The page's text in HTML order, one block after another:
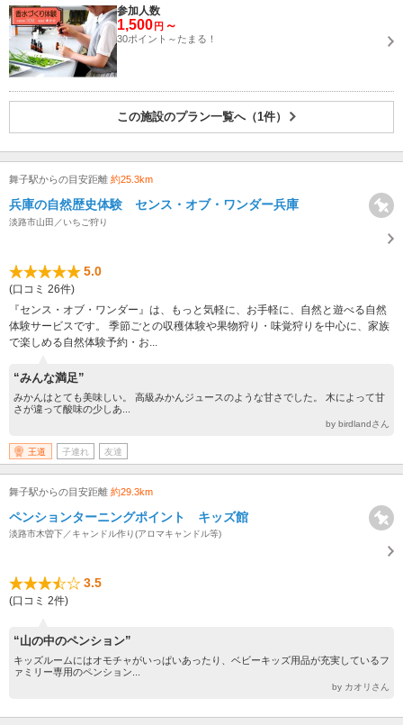
参加人数
1,500 円 ～
30ポイント～たまる！
この施設のプラン一覧へ（1件）
舞子駅からの目安距離 約25.3km
兵庫の自然歴史体験 センス・オブ・ワンダー兵庫
淡路市山田／いちご狩り
5.0
(口コミ 26件)
『センス・オブ・ワンダー』は、もっと気軽に、お手軽に、自然と遊べる自然
体験サービスです。 季節ごとの収穫体験や果物狩り・味覚狩りを中心に、家族
で楽しめる自然体験予約・お...
“みんな満足”
みかんはとても美味しい。 高級みかんジュースのような甘さでした。 木によって甘
さが違って酸味の少しあ...
by birdlandさん
王道 子連れ 友達
舞子駅からの目安距離 約29.3km
ペンションターニングポイント キッズ館
淡路市木曽下／キャンドル作り(アロマキャンドル等)
3.5
(口コミ 2件)
“山の中のペンション”
キッズルームにはオモチャがいっぱいあったり、ベビーキッズ用品が充実しているフ
ァミリー専用のペンション...
by カオリさん